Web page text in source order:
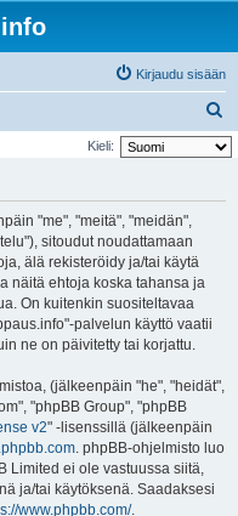
Kirjaudu sisään
t
Kieli:
"me", "meitä", "meidän",
sitoudut noudattamaan
älä rekisteröidy ja/tai käytä
näitä ehtoja koska tahansa ja
On kuitenkin suositeltavaa
palvelun käyttö vaatii
ne on päivitetty tai korjattu.
(jälkeenpäin "he", "heidät",
"phpBB Group", "phpBB
v2" -lisenssillä (jälkeenpäin
. phpBB-ohjelmisto luo
Limited ei ole vastuussa siitä,
ja/tai käytöksenä. Saadaksesi
www.phpbb.com/.